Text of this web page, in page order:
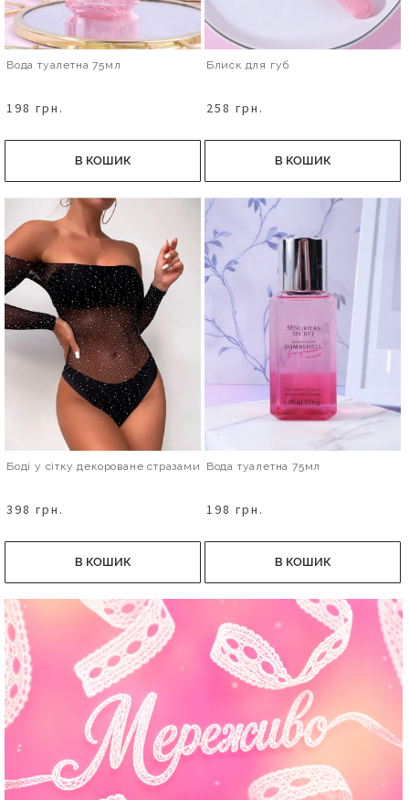
Вода туалетна 75мл
198 грн.
В КОШИК
Блиск для губ
258 грн.
В КОШИК
Боді у сітку декороване стразами
398 грн.
В КОШИК
Вода туалетна 75мл
198 грн.
В КОШИК